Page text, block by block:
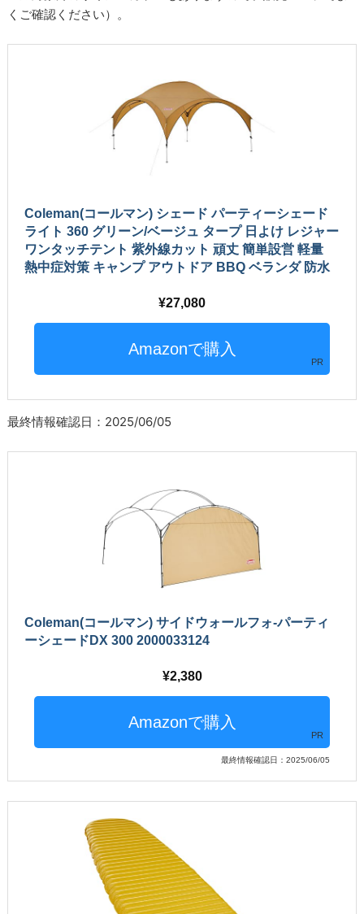
くご確認ください）。
Coleman(コールマン) シェード パーティーシェード
ライト 360 グリーン/ベージュ タープ 日よけ レジャー
ワンタッチテント 紫外線カット 頑丈 簡単設営 軽量
熱中症対策 キャンプ アウトドア BBQ ベランダ 防水
27,080
PR
最終情報確認日：2025/06/05
Coleman(コールマン) サイドウォールフォ-パーティ
ーシェードDX 300 2000033124
2,380
PR
最終情報確認日：2025/06/05